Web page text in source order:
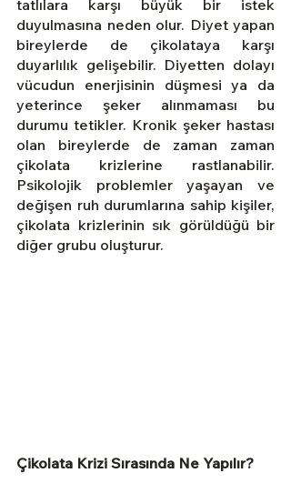
tatlılara karşı büyük bir istek
duyulmasına neden olur. Diyet yapan
bireylerde de çikolataya karşı
duyarlılık gelişebilir. Diyetten dolayı
vücudun enerjisinin düşmesi ya da
yeterince şeker alınmaması bu
durumu tetikler. Kronik şeker hastası
olan bireylerde de zaman zaman
çikolata krizlerine rastlanabilir.
Psikolojik problemler yaşayan ve
değişen ruh durumlarına sahip kişiler,
çikolata krizlerinin sık görüldüğü bir
diğer grubu oluşturur.
Çikolata Krizi Sırasında Ne Yapılır?